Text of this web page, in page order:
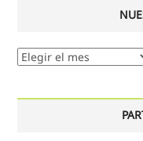
Nuestro